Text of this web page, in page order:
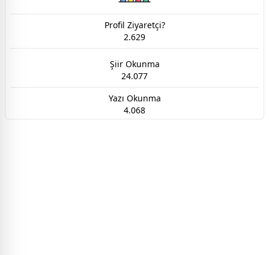
Profil Ziyaretçi?
2.629
Şiir Okunma
24.077
Yazı Okunma
4.068